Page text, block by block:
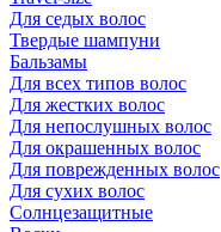
Для седых волос
Твердые шампуни
Бальзамы
Для всех типов волос
Для жестких волос
Для непослушных волос
Для окрашенных волос
Для поврежденных волос
Для сухих волос
Солнцезащитные